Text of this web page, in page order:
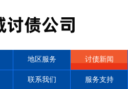
地区服务 讨债新闻
联系我们 服务支持